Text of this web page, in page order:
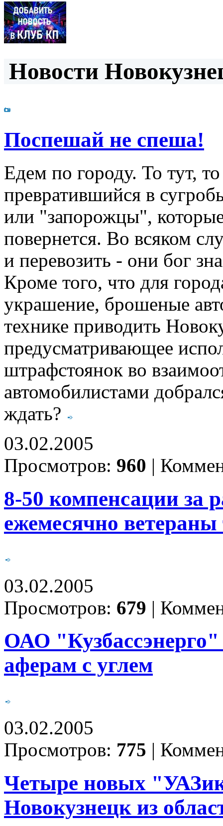
Новости
Поспешай не спеша!
Едем по городу. То тут,
превратившийся в
или "запорожцы",
повернется. Во всяком
и перевозить - они бог
Кроме того, что для
украшение, брошеные
технике приводить
предусматривающее
штрафстоянок во
автомобилистами
ждать?
03.02.2005
Просмотров: 960 |
8-50 компенсации за
ежемесячно ветераны
03.02.2005
Просмотров: 679 |
ОАО "Кузбассэнерго"
аферам с углем
03.02.2005
Просмотров: 775 |
Четыре новых
Новокузнецк из